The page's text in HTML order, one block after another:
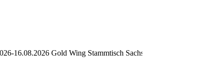
Gold Wing Stammtisch Sachsen-Seiffen Treffen 2026+++